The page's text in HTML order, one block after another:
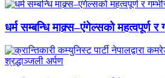
धर्म सम्बन्धि माक्र्स–एंगेल्सको महत्वपूर्ण र